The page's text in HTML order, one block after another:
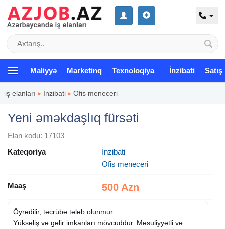
Maliyyə Marketinq Texnoloqiya İnzibati Satış
iş elanları ▸ İnzibati ▸ Ofis meneceri
Yeni əməkdaşlıq fürsəti
Elan kodu: 17103
Kateqoriya
İnzibati
Ofis meneceri
Maaş 500 Azn
Öyrədilir, təcrübə tələb olunmur.
Yüksəliş və gəlir imkanları mövcuddur. Məsuliyyətli və